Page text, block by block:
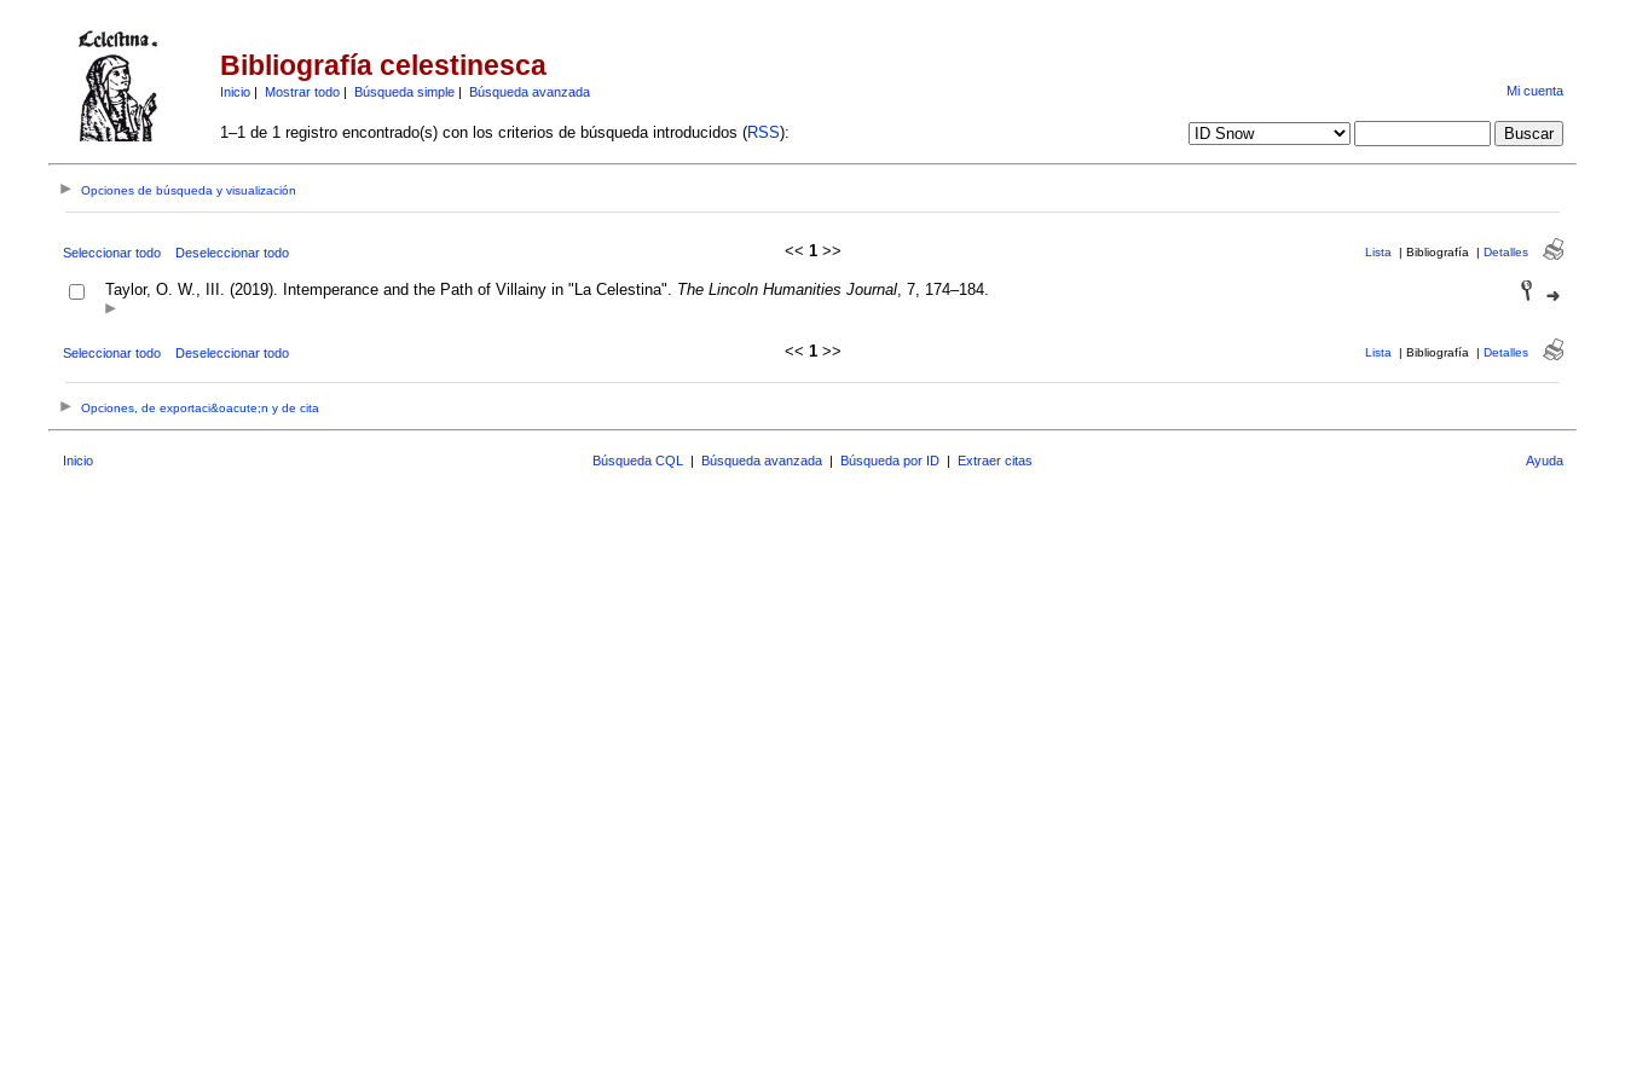
Bibliografía celestinesca
Inicio| Mostrar todo| Búsqueda simple| Búsqueda avanzada Mi cuenta
1–1 de 1 registro encontrado(s) con los criterios de búsqueda introducidos (RSS):
Opciones de búsqueda y visualización
Seleccionar todo Deseleccionar todo << 1>> Lista | Bibliografía | Detalles
Taylor, O. W., III. (2019). Intemperance and the Path of Villainy in "La Celestina". The Lincoln Humanities Journal, 7, 174–184.
Seleccionar todo Deseleccionar todo << 1>> Lista | Bibliografía | Detalles
Opciones, de exportaci&oacute;n y de cita
Inicio Búsqueda CQL | Búsqueda avanzada | Búsqueda por ID | Extraer citas Ayuda